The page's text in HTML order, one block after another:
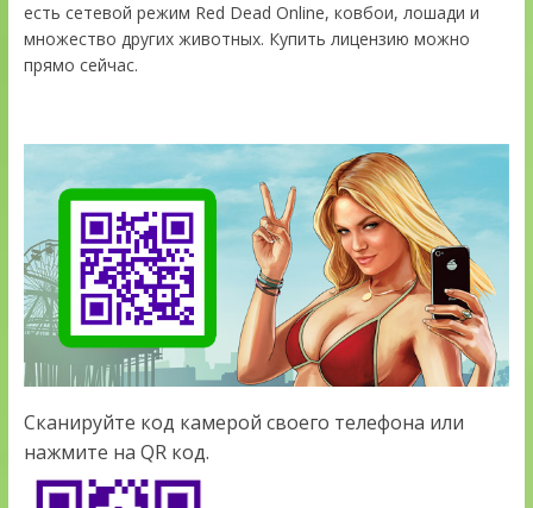
есть сетевой режим Red Dead Online, ковбои, лошади и
множество других животных. Купить лицензию можно
прямо сейчас.
Сканируйте код камерой своего телефона или
нажмите на QR код.